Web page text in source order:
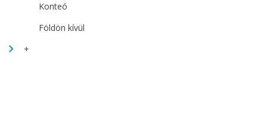
Konteó
Földön kívül
+